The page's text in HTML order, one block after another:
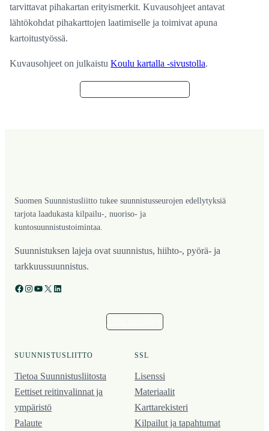
tarvittavat pihakartan erityismerkit. Kuvausohjeet antavat
lähtökohdat pihakarttojen laatimiselle ja toimivat apuna
kartoitustyössä.
Kuvausohjeet on julkaistuKoulu kartalla -sivustolla.
Suomen Suunnistusliitto tukee suunnistusseurojen edellytyksiä
tarjota laadukasta kilpailu-, nuoriso- ja
kuntosuunnistustoimintaa.
Suunnistuksen lajeja ovat suunnistus, hiihto-, pyörä- ja
tarkkuussuunnistus.
Facebook Instagram YouTube X LinkedIn
SUUNNISTUSLIITTO
Tietoa Suunnistusliitosta
Eettiset reitinvalinnat ja
ympäristö
Palaute
SSL
Lisenssi
Materiaalit
Karttarekisteri
Kilpailut ja tapahtumat